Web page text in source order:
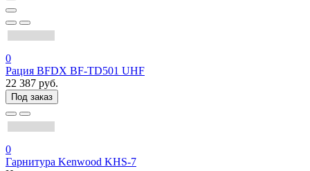
0
Рация BFDX BF-TD501 UHF
22 387 руб.
Под заказ
0
Гарнитура Kenwood KHS-7